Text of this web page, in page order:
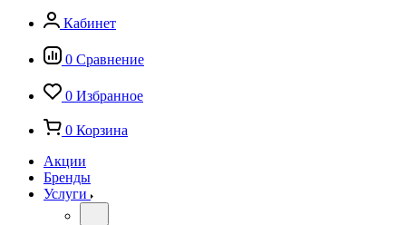
Кабинет
0 Сравнение
0 Избранное
0 Корзина
Акции
Бренды
Услуги